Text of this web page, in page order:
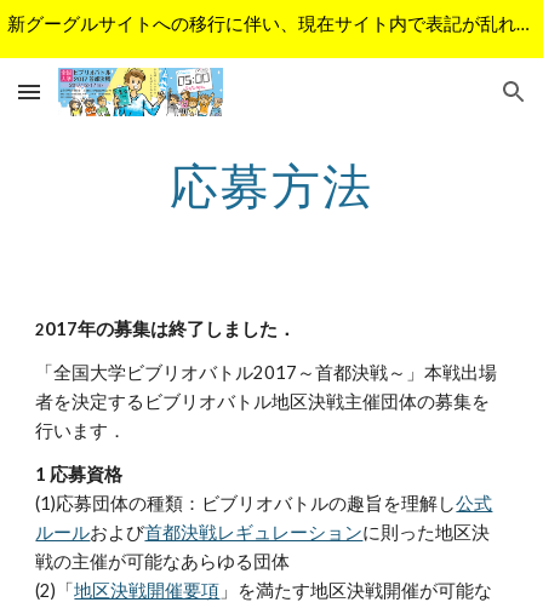
新グーグルサイトへの移行に伴い、現在サイト内で表記が乱れているページがあります。順次修正予定です。ご不便をおかけして申し訳ございません。
応募方法
2017年の募集は終了しました．
「全国大学ビブリオバトル2017～首都決戦～」本戦出場
者を決定するビブリオバトル地区決戦主催団体の募集を
行います．
1 応募資格
(1)応募団体の種類：ビブリオバトルの趣旨を理解し公式
ルールおよび首都決戦レギュレーションに則った地区決
戦の主催が可能なあらゆる団体
(2)「地区決戦開催要項 」を満たす地区決戦開催が可能な